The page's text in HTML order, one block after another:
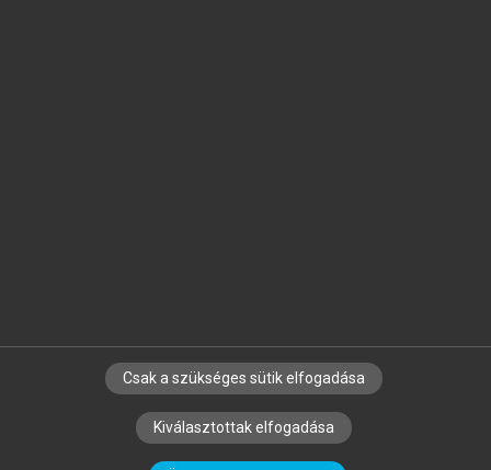
SZERZŐKNEK CÉGEKNEK KÖNYVTÁROSOKNAK
SZERKESZTÉSI ÉS LEKTORÁLÁSI ALAPELVEK
Csak a szükséges sütik elfogadása
Kiválasztottak elfogadása